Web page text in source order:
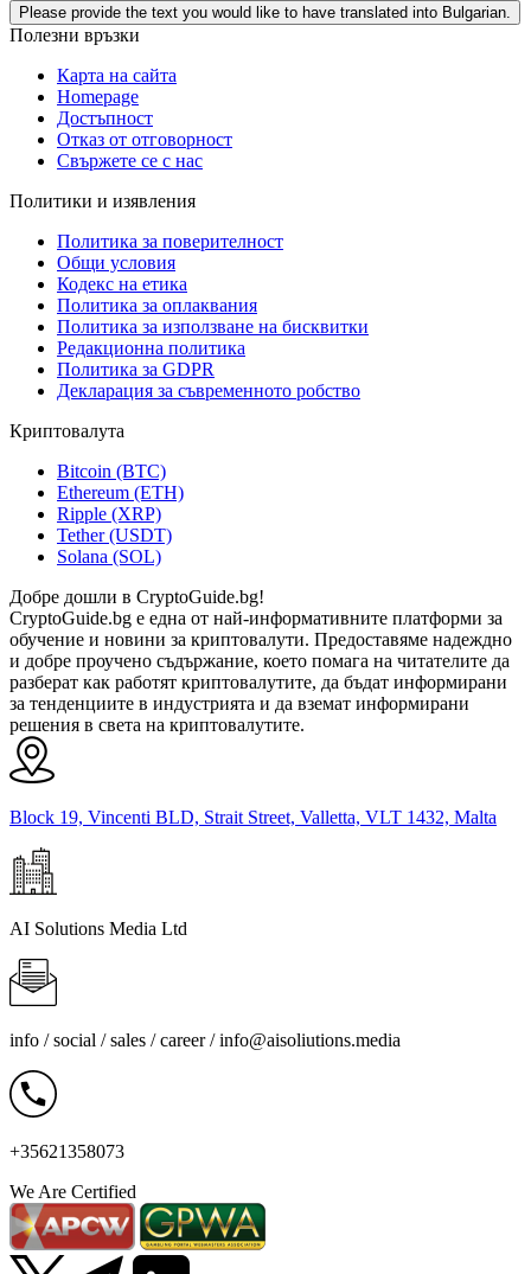
Please provide the text you would like to have translated into Bulgarian.
Полезни връзки
Карта на сайта
Homepage
Достъпност
Отказ от отговорност
Свържете се с нас
Политики и изявления
Политика за поверителност
Общи условия
Кодекс на етика
Политика за оплаквания
Политика за използване на бисквитки
Редакционна политика
Политика за GDPR
Декларация за съвременното робство
Криптовалута
Bitcoin (BTC)
Ethereum (ETH)
Ripple (XRP)
Tether (USDT)
Solana (SOL)
Добре дошли в CryptoGuide.bg!
CryptoGuide.bg е една от най-информативните платформи за
обучение и новини за криптовалути. Предоставяме надеждно
и добре проучено съдържание, което помага на читателите да
разберат как работят криптовалутите, да бъдат информирани
за тенденциите в индустрията и да вземат информирани
решения в света на криптовалутите.
Block 19, Vincenti BLD, Strait Street, Valletta, VLT 1432, Malta
AI Solutions Media Ltd
info / social / sales / career /info@aisoliutions.media
+35621358073
We Are Certified